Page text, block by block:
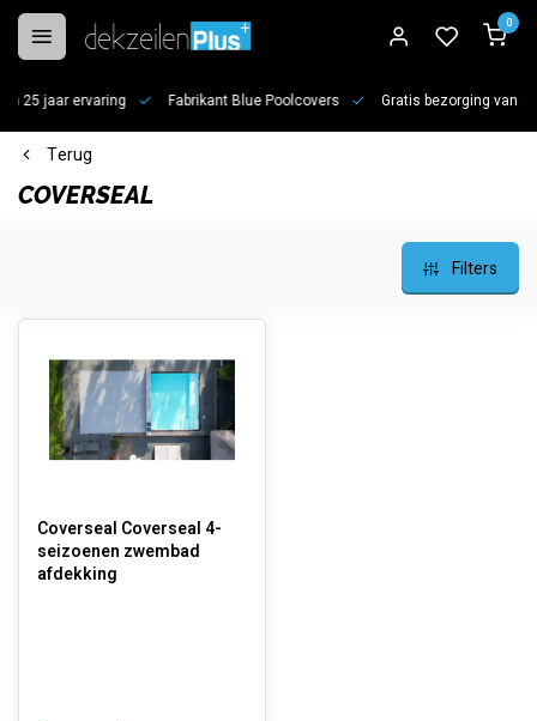
0
jaar ervaring Fabrikant Blue Poolcovers Gratis bezorging vanaf
Terug
COVERSEAL
Filters
Coverseal Coverseal 4-
seizoenen zwembad
afdekking